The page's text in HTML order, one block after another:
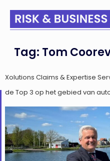
Tag: Tom
Xolutions Claims & Expertise
de Top 3 op het gebied van